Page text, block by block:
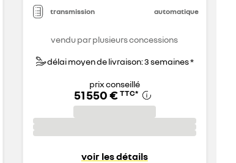
transmission automatique
vendu par plusieurs concessions
délai moyen de livraison: 3 semaines *
prix conseillé
51 550 € TTC*
voir les détails